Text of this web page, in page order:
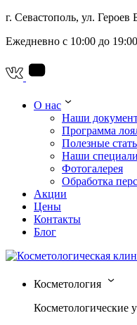
г. Севастополь, ул. Героев
Ежедневно с 10:00 до 19:00
О нас
Наши
Программа
Полезные
Наши
Фотогалерея
Обработка
Акции
Цены
Контакты
Блог
Косметология
Косметологические